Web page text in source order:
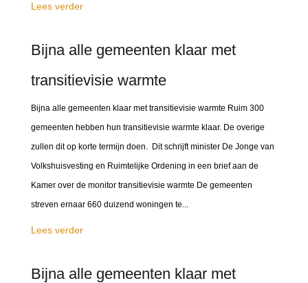
Lees verder
Bijna alle gemeenten klaar met
transitievisie warmte
Bijna alle gemeenten klaar met transitievisie warmte Ruim 300
gemeenten hebben hun transitievisie warmte klaar. De overige
zullen dit op korte termijn doen. Dit schrijft minister De Jonge van
Volkshuisvesting en Ruimtelijke Ordening in een brief aan de
Kamer over de monitor transitievisie warmte De gemeenten
streven ernaar 660 duizend woningen te...
Lees verder
Bijna alle gemeenten klaar met